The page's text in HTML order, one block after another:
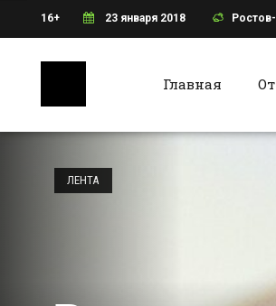
16+ 23 января 2018
Главная
Ростов-на-Дону
ЛЕНТА